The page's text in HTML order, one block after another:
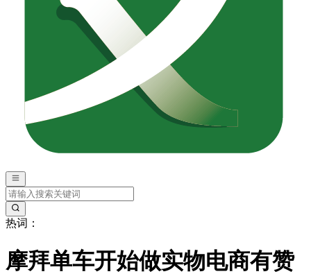
热词：
摩拜单车开始做实物电商有赞